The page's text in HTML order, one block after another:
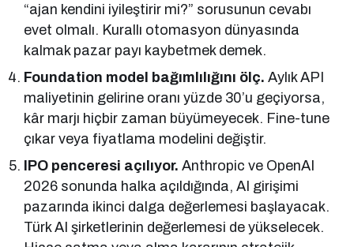
“ajan kendini iyileştirir mi?” sorusunun cevabı
evet olmalı. Kurallı otomasyon dünyasında
kalmak pazar payı kaybetmek demek.
Foundation model bağımlılığını ölç. Aylık API
maliyetinin gelirine oranı yüzde 30’u geçiyorsa,
kâr marjı hiçbir zaman büyümeyecek. Fine-tune
çıkar veya fiyatlama modelini değiştir.
IPO penceresi açılıyor. Anthropic ve OpenAI
2026 sonunda halka açıldığında, AI girişimi
pazarında ikinci dalga değerlemesi başlayacak.
Türk AI şirketlerinin değerlemesi de yükselecek.